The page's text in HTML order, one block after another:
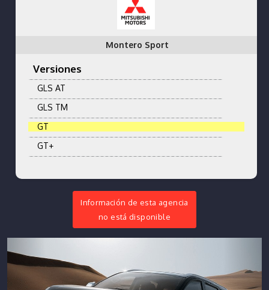
Montero Sport
Versiones
GLS AT
GLS TM
GT
GT+
Información de esta agencia
no está disponible